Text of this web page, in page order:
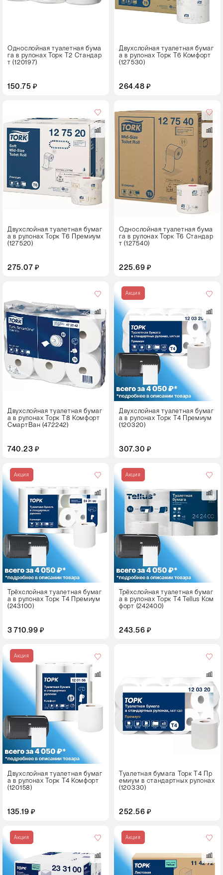
Однослойная туалетная бума
га в рулонах Торк T2 Стандар
т (120197)
150.75 ₽
Двухслойная туалетная бумаг
а в рулонах Торк T6 Комфорт
(127530)
264.48 ₽
Двухслойная туалетная бумаг
а в рулонах Торк T6 Премиум
(127520)
275.07 ₽
Однослойная туалетная бума
га в рулонах Торк T6 Стандар
т (127540)
225.69 ₽
Двухслойная туалетная бумаг
а в рулонах Торк Т8 Комфорт
СмартВан (472242)
740.23 ₽
Акция
Двухслойная туалетная бумаг
а в рулонах Торк T4 Премиум
(120320)
307.30 ₽
упаковке
8 штук
Цвет
Акция
Трёхслойная туалетная бумаг
а в рулонах Торк T4 Премиум
(243100)
3 710.99 ₽
Акция
Трёхслойная туалетная бумаг
а в рулонах Торк T4 Tellus Ком
форт (242400)
243.56 ₽
Акция
Двухслойная туалетная бумаг
а в рулонах Торк T4 Комфорт
(120158)
135.19 ₽
Туалетная бумага Торк Т4 Пр
емиум в стандартных рулонах
(120330)
252.56 ₽
Кол-
во
в
упаковке
8 рулонов
Акция Акция